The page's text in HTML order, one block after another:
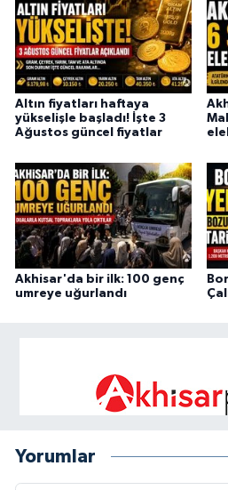
Altın fiyatları haftaya
yükselişle başladı! İşte 3
Ağustos güncel fiyatlar
Akhisar'da bir ilk: 100 genç
umreye uğurlandı
Yorumlar